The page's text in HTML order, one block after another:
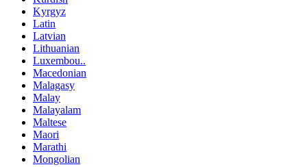
Kyrgyz
Latin
Latvian
Lithuanian
Luxembou..
Macedonian
Malagasy
Malay
Malayalam
Maltese
Maori
Marathi
Mongolian